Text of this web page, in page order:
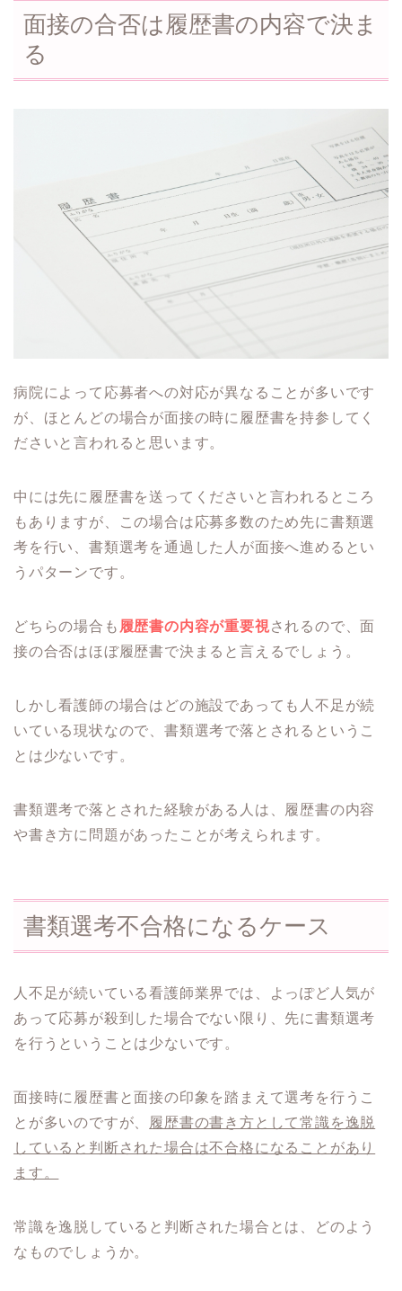
面接の合否は履歴書の内容で決ま
る
病院によって応募者への対応が異なることが多いです
が、ほとんどの場合が面接の時に履歴書を持参してく
ださいと言われると思います。
中には先に履歴書を送ってくださいと言われるところ
もありますが、この場合は応募多数のため先に書類選
考を行い、書類選考を通過した人が面接へ進めるとい
うパターンです。
どちらの場合も 履歴書の内容が重要視されるので、面
接の合否はほぼ履歴書で決まると言えるでしょう。
しかし看護師の場合はどの施設であっても人不足が続
いている現状なので、書類選考で落とされるというこ
とは少ないです。
書類選考で落とされた経験がある人は、履歴書の内容
や書き方に問題があったことが考えられます。
書類選考不合格になるケース
人不足が続いている看護師業界では、よっぽど人気が
あって応募が殺到した場合でない限り、先に書類選考
を行うということは少ないです。
面接時に履歴書と面接の印象を踏まえて選考を行うこ
とが多いのですが、
履歴書の書き方として常識を逸脱
していると判断された場合は不合格になることがあり
ます。
常識を逸脱していると判断された場合とは、どのよう
なものでしょうか。